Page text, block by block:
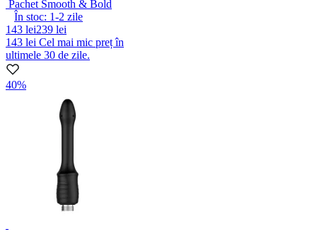
Pachet Smooth & Bold
În stoc: 1-2 zile
143 lei239 lei
143 lei Cel mai mic preț în
ultimele 30 de zile.
40%